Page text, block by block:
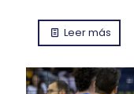
Leer más